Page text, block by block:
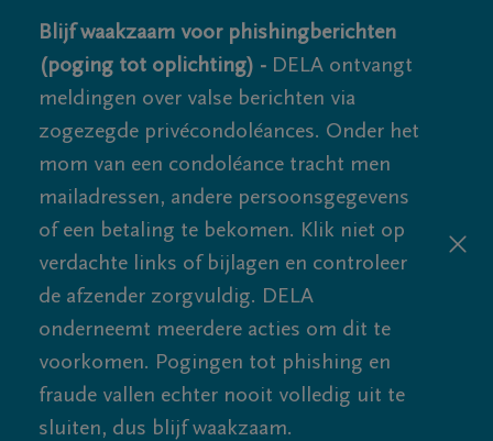
Blijf waakzaam voor phishingberichten
(poging tot oplichting) - DELA ontvangt
meldingen over valse berichten via
zogezegde privécondoléances. Onder het
mom van een condoléance tracht men
mailadressen, andere persoonsgegevens
of een betaling te bekomen. Klik niet op
verdachte links of bijlagen en controleer
de afzender zorgvuldig. DELA
onderneemt meerdere acties om dit te
voorkomen. Pogingen tot phishing en
fraude vallen echter nooit volledig uit te
sluiten, dus blijf waakzaam.